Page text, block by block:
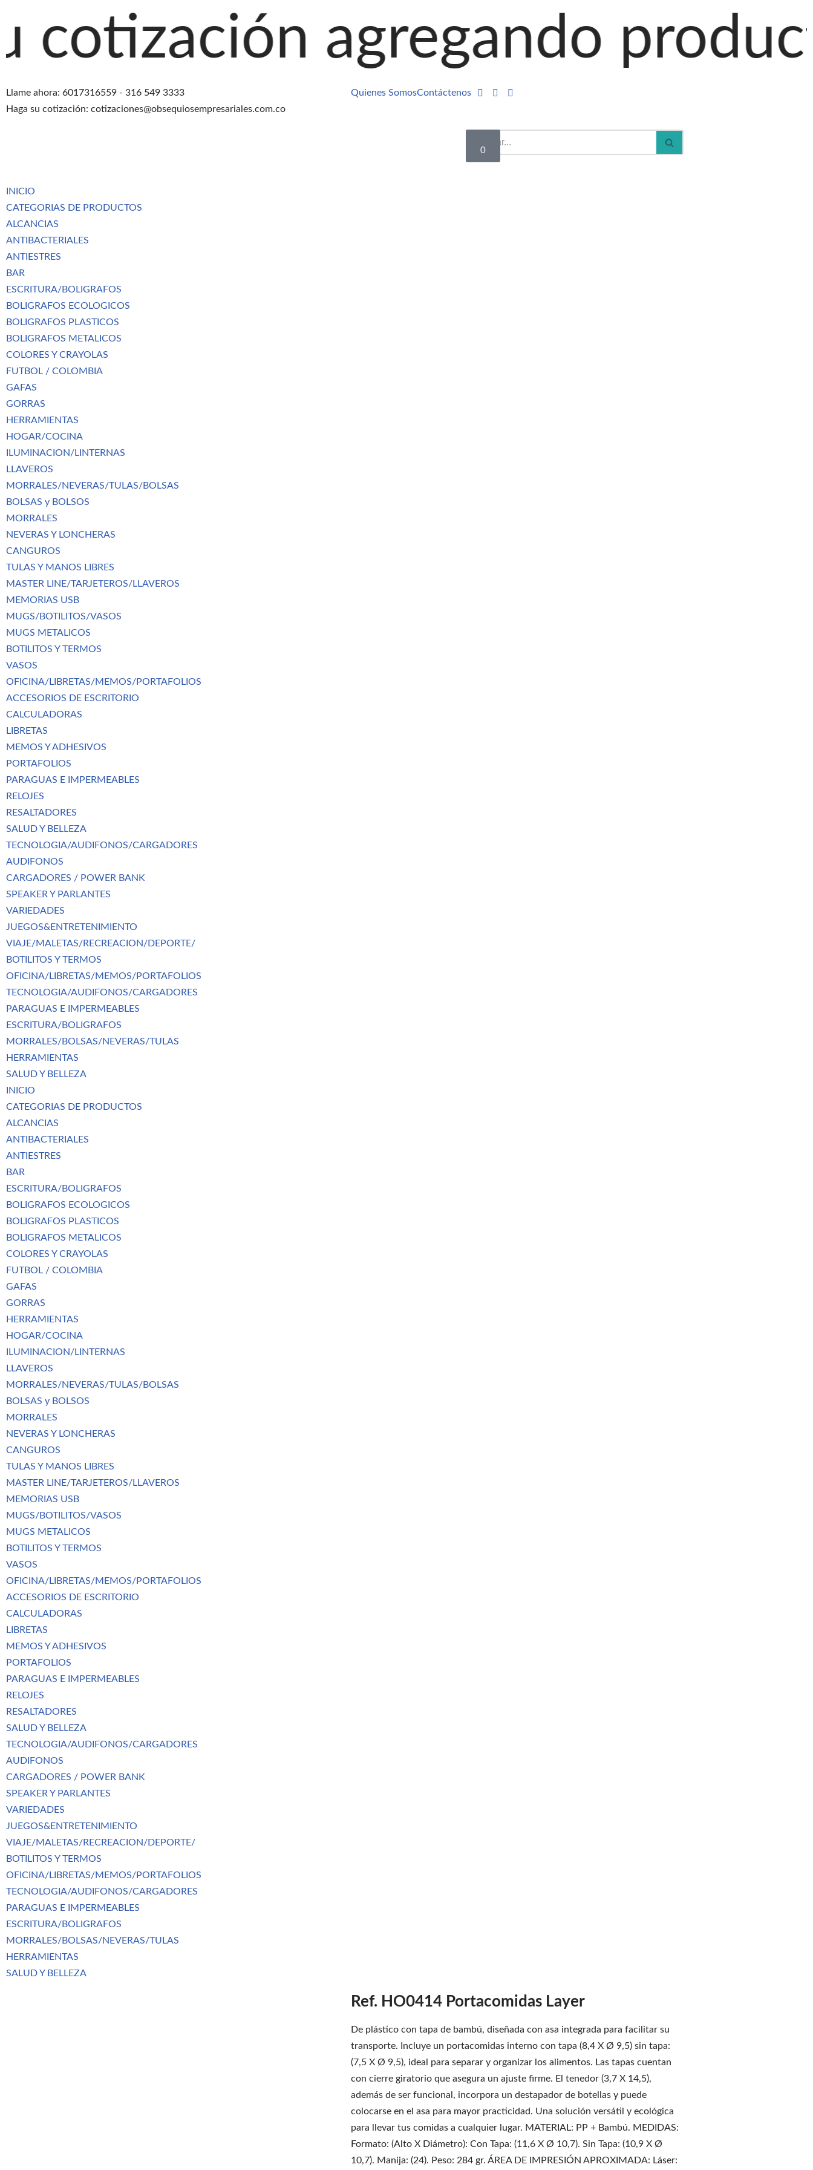
al
agregando productos al
Llame ahora: 6017316559 - 316 549 3333
Haga su cotización: cotizaciones@obsequiosempresariales.com.co
Quienes SomosContáctenos
0
INICIO
CATEGORIAS DE PRODUCTOS
ALCANCIAS
ANTIBACTERIALES
ANTIESTRES
BAR
ESCRITURA/BOLIGRAFOS
BOLIGRAFOS ECOLOGICOS
BOLIGRAFOS PLASTICOS
BOLIGRAFOS METALICOS
COLORES Y CRAYOLAS
FUTBOL / COLOMBIA
GAFAS
GORRAS
HERRAMIENTAS
HOGAR/COCINA
ILUMINACION/LINTERNAS
LLAVEROS
MORRALES/NEVERAS/TULAS/BOLSAS
BOLSAS y BOLSOS
MORRALES
NEVERAS Y LONCHERAS
CANGUROS
TULAS Y MANOS LIBRES
MASTER LINE/TARJETEROS/LLAVEROS
MEMORIAS USB
MUGS/BOTILITOS/VASOS
MUGS METALICOS
BOTILITOS Y TERMOS
VASOS
OFICINA/LIBRETAS/MEMOS/PORTAFOLIOS
ACCESORIOS DE ESCRITORIO
CALCULADORAS
LIBRETAS
MEMOS Y ADHESIVOS
PORTAFOLIOS
PARAGUAS E IMPERMEABLES
RELOJES
RESALTADORES
SALUD Y BELLEZA
TECNOLOGIA/AUDIFONOS/CARGADORES
AUDIFONOS
CARGADORES / POWER BANK
SPEAKER Y PARLANTES
VARIEDADES
JUEGOS&ENTRETENIMIENTO
VIAJE/MALETAS/RECREACION/DEPORTE/
BOTILITOS Y TERMOS
OFICINA/LIBRETAS/MEMOS/PORTAFOLIOS
TECNOLOGIA/AUDIFONOS/CARGADORES
PARAGUAS E IMPERMEABLES
ESCRITURA/BOLIGRAFOS
MORRALES/BOLSAS/NEVERAS/TULAS
HERRAMIENTAS
SALUD Y BELLEZA
INICIO
CATEGORIAS DE PRODUCTOS
ALCANCIAS
ANTIBACTERIALES
ANTIESTRES
BAR
ESCRITURA/BOLIGRAFOS
BOLIGRAFOS ECOLOGICOS
BOLIGRAFOS PLASTICOS
BOLIGRAFOS METALICOS
COLORES Y CRAYOLAS
FUTBOL / COLOMBIA
GAFAS
GORRAS
HERRAMIENTAS
HOGAR/COCINA
ILUMINACION/LINTERNAS
LLAVEROS
MORRALES/NEVERAS/TULAS/BOLSAS
BOLSAS y BOLSOS
MORRALES
NEVERAS Y LONCHERAS
CANGUROS
TULAS Y MANOS LIBRES
MASTER LINE/TARJETEROS/LLAVEROS
MEMORIAS USB
MUGS/BOTILITOS/VASOS
MUGS METALICOS
BOTILITOS Y TERMOS
VASOS
OFICINA/LIBRETAS/MEMOS/PORTAFOLIOS
ACCESORIOS DE ESCRITORIO
CALCULADORAS
LIBRETAS
MEMOS Y ADHESIVOS
PORTAFOLIOS
PARAGUAS E IMPERMEABLES
RELOJES
RESALTADORES
SALUD Y BELLEZA
TECNOLOGIA/AUDIFONOS/CARGADORES
AUDIFONOS
CARGADORES / POWER BANK
SPEAKER Y PARLANTES
VARIEDADES
JUEGOS&ENTRETENIMIENTO
VIAJE/MALETAS/RECREACION/DEPORTE/
BOTILITOS Y TERMOS
OFICINA/LIBRETAS/MEMOS/PORTAFOLIOS
TECNOLOGIA/AUDIFONOS/CARGADORES
PARAGUAS E IMPERMEABLES
ESCRITURA/BOLIGRAFOS
MORRALES/BOLSAS/NEVERAS/TULAS
HERRAMIENTAS
SALUD Y BELLEZA
Ref. HO0414 Portacomidas Layer
De plástico con tapa de bambú, diseñada con asa integrada para facilitar su
transporte. Incluye un portacomidas interno con tapa (8,4 X Ø 9,5) sin tapa:
(7,5 X Ø 9,5), ideal para separar y organizar los alimentos. Las tapas cuentan
con cierre giratorio que asegura un ajuste firme. El tenedor (3,7 X 14,5),
además de ser funcional, incorpora un destapador de botellas y puede
colocarse en el asa para mayor practicidad. Una solución versátil y ecológica
para llevar tus comidas a cualquier lugar. MATERIAL: PP + Bambú. MEDIDAS:
Formato: (Alto X Diámetro): Con Tapa: (11,6 X Ø 10,7). Sin Tapa: (10,9 X Ø
10,7). Manija: (24). Peso: 284 gr. ÁREA DE IMPRESIÓN APROXIMADA: Láser: